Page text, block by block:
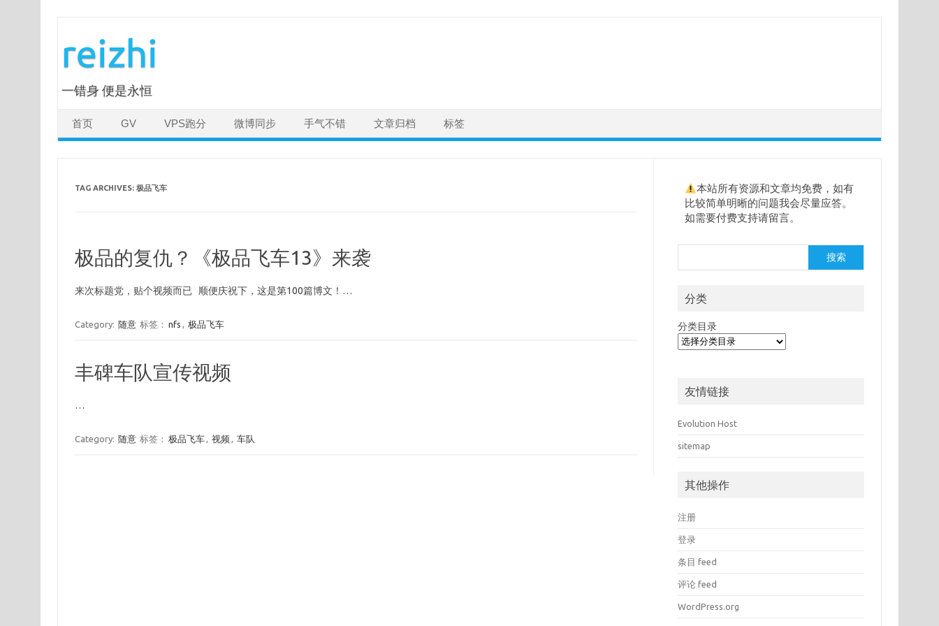
reizhi
一错身 便是永恒
首页 GV VPS跑分 微博同步 手气不错 文章归档 标签
TAG ARCHIVES: 极品飞车
极品的复仇？《极品飞车13》来袭
来次标题党，贴个视频而已 顺便庆祝下，这是第100篇博文！…
Category: 随意 标签： nfs , 极品飞车
丰碑车队宣传视频
…
Category: 随意 标签： 极品飞车, 视频, 车队
本站所有资源和文章均免费，如有
比较简单明晰的问题我会尽量应答。
如需要付费支持请留言。
索
搜索
分类
分类目录
友情链接
Evolution Host
sitemap
其他操作
注册
登录
条目 feed
评论 feed
WordPress.org